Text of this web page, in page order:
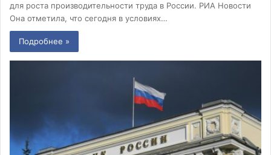
для роста производительности труда в России. РИА Новости
Она отметила, что сегодня в условиях…
Подробнее »